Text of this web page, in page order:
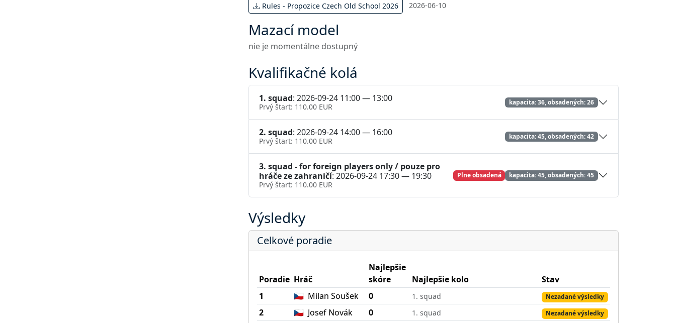
Rules - Propozice Czech Old School 2026 2026-06-10
Mazací model
nie je momentálne dostupný
Kvalifikačné kolá
1. squad: 2026-09-24 11:00 — 13:00
Prvý štart: 110.00 EUR kapacita: 36, obsadených: 26
2. squad: 2026-09-24 14:00 — 16:00
Prvý štart: 110.00 EUR kapacita: 45, obsadených: 42
3. squad - for foreign players only / pouze pro
hráče ze zahraničí: 2026-09-24 17:30 — 19:30
Prvý štart: 110.00 EUR
Plne obsadená kapacita: 45, obsadených: 45
Výsledky
Celkové poradie
Poradie Hráč
Najlepšie
skóre
Najlepšie kolo
Stav
1
🇨🇿 Milan Soušek 0 1. squad Nezadané výsledky
2 🇨🇿 Josef Novák 0 1. squad Nezadané výsledky